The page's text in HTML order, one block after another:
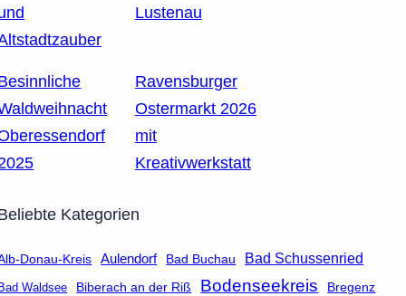
Lustenau
Ravensburger
Ostermarkt 2026
mit
Kreativwerkstatt
Kategorien
Donau-Kreis Aulendorf Bad Buchau Bad Schussenried
Bad Waldsee Biberach an der Riß Bodenseekreis
Bregenz